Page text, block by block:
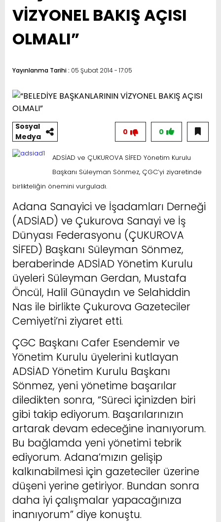
VİZYONEL BAKIŞ AÇISI
OLMALI”
Yayınlanma Tarihi : 05 Şubat 2014 - 17:05
Sosyal
Medya
0
0
ADSİAD ve ÇUKUROVA SİFED Yönetim Kurulu
Başkanı Süleyman Sönmez, ÇGC’yi ziyaretinde
birlikteliğin önemini vurguladı.
Adana Sanayici ve İşadamları Derneği
(ADSİAD) ve Çukurova Sanayi ve İş
Dünyası Federasyonu (ÇUKUROVA
SİFED) Başkanı Süleyman Sönmez,
beraberinde ADSİAD Yönetim Kurulu
üyeleri Süleyman Gerdan, Mustafa
Öncül, Halil Günaydın ve Selahiddin
Nas ile birlikte Çukurova Gazeteciler
Cemiyeti’ni ziyaret etti.
ÇGC Başkanı Cafer Esendemir ve
Yönetim Kurulu üyelerini kutlayan
ADSİAD Yönetim Kurulu Başkanı
Sönmez, yeni yönetime başarılar
diledikten sonra, “Süreci içinizden biri
gibi takip ediyorum. Başarılarınızın
artarak devam edeceğine inanıyorum.
Bu bağlamda yeni yönetimi tebrik
ediyorum. Adana’mızın gelişip
kalkınabilmesi için gazeteciler üzerine
düşeni yerine getiriyor. Bundan sonra
daha iyi çalışmalar yapacağınıza
inanıyorum” diye konuştu.